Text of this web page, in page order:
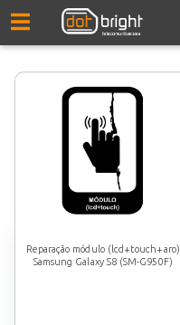
Reparação módulo (lcd+touch+aro)
Samsung Galaxy S8 (SM-G950F)